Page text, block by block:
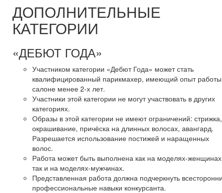
ДОПОЛНИТЕЛЬНЫЕ
КАТЕГОРИИ
«ДЕБЮТ ГОДА»
Участником категории «Дебют Года» может стать
квалифицированный парикмахер, имеющий опыт
салоне менее 2-х лет.
Участники этой категории не могут участвовать в других
категориях.
Образы в этой категории не имеют ограничений: стрижка,
окрашивание, причёска на длинных волосах, авангард.
Разрешается использование постижей и наращенных
волос.
Работа может быть выполнена как на моделях-
так и на моделях-мужчинах.
Представленная работа должна подчеркнуть
профессиональные навыки конкурсанта.